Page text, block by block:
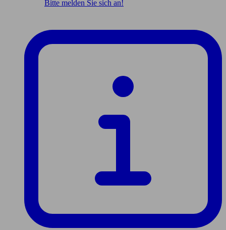
Bitte melden Sie sich an!